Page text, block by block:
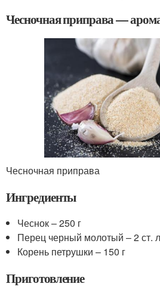
Чесночная приправа —
Чесночная приправа
Ингредиенты
Чеснок – 250 г
Перец черный молотый – 2 ст.
Корень петрушки – 150 г
Приготовление